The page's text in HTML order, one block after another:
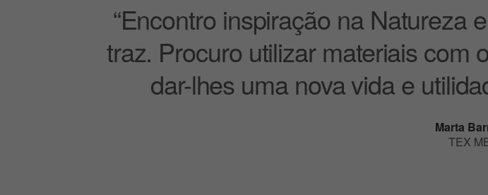
“Encontro inspiração na Natureza
traz. Procuro utilizar materiais com
dar-lhes uma nova vida e
Marta
TEX